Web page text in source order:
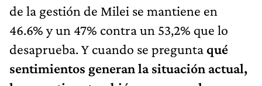
de la gestión de Milei se mantiene en
46.6% y un 47% contra un 53,2% que lo
desaprueba. Y cuando se pregunta qué
sentimientos generan la situación actual,